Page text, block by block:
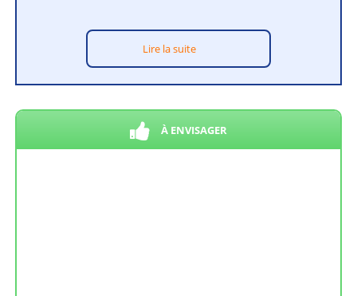
Lire la suite
À ENVISAGER